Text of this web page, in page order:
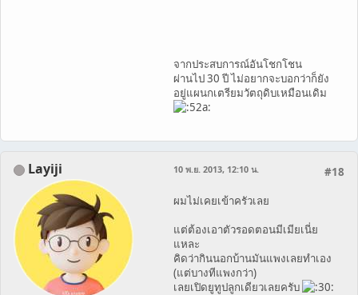
จากประสบการณ์อันโชกโชน
ผ่านไป 30 ปี ไม่อยากจะบอกว่าก็ยัง
อยู่แผนกเตรียมวัตถุดิบเหมือนเดิม
Layiji #18
10 พ.ย. 2013, 12:10 น.
ผมไม่เคยเข้าครัวเลย
แต่ต้องเอาตัวรอดตอนมีเมียเนี่ย
แหละ
คิดว่ากินนอกบ้านมันแพงเลยทำเอง
(แต่บางทีแพงกว่า)
เลยเปิดยูทูปลูกเดียวเลยครับ